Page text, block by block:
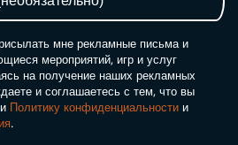
мне рекламные письма и
мероприятий, игр и услуг
на получение наших рекламных
и соглашаетесь с тем, что вы
Политику конфиденциальности и
.